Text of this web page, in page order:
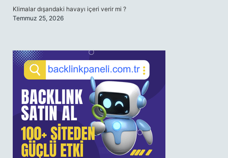
Klimalar dışarıdaki havayı içeri verir mi ?
Temmuz 25, 2026